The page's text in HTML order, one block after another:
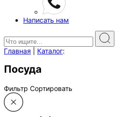
Написать нам
Главная
Каталог:
Посуда
Фильтр Сортировать